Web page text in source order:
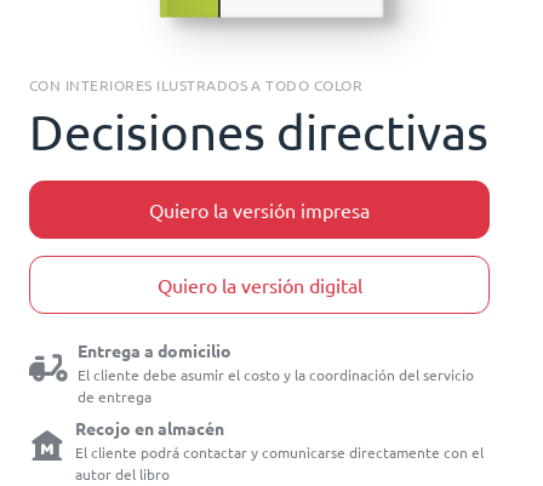
CON INTERIORES ILUSTRADOS A TODO COLOR
Decisiones directivas
Quiero la versión impresa
Quiero la versión digital
Entrega a domicilio
El cliente debe asumir el costo y la coordinación del servicio
de entrega
Recojo en almacén
El cliente podrá contactar y comunicarse directamente con el
autor del libro